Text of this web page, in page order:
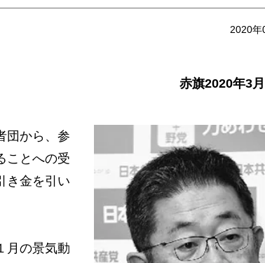
2020年
赤旗2020年3
団から、参
ことへの受
き金を引い
月の景気動